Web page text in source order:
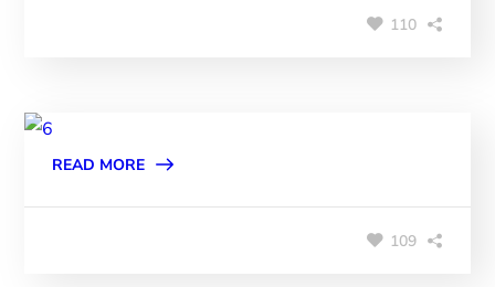
110
READ MORE
109